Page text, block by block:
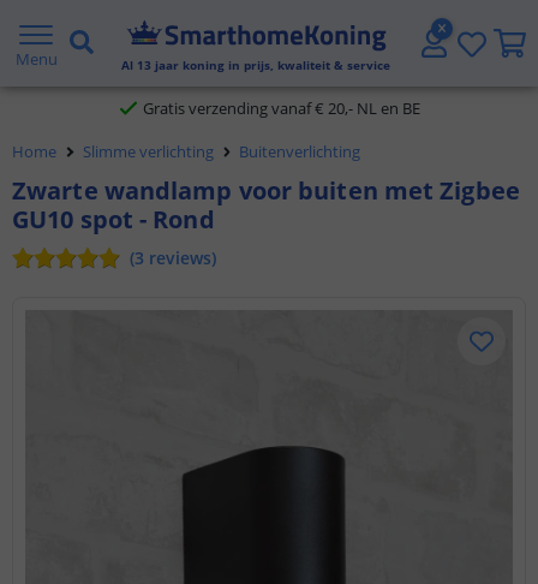
Menu Al 13 jaar koning in prijs, kwaliteit & service
2 jaar garantie
Gratis verzending vanaf € 20,- NL en BE
Klantbeoordeling 9.1
Voor 23:45 uur besteld,morgen in huis
Home Slimme verlichting Buitenverlichting
Zwarte wandlamp voor buiten met Zigbee
GU10 spot - Rond
(3 reviews)